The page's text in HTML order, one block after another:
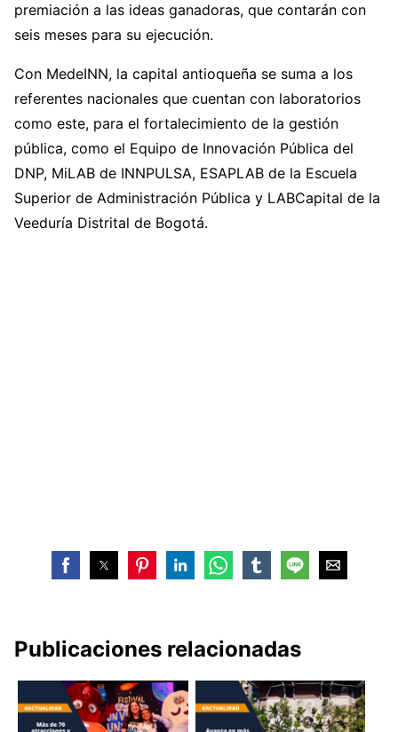
premiación a las ideas ganadoras, que contarán con
seis meses para su ejecución.
Con MedeINN, la capital antioqueña se suma a los
referentes nacionales que cuentan con laboratorios
como este, para el fortalecimiento de la gestión
pública, como el Equipo de Innovación Pública del
DNP, MiLAB de INNPULSA, ESAPLAB de la Escuela
Superior de Administración Pública y LABCapital de la
Veeduría Distrital de Bogotá.
Publicaciones relacionadas